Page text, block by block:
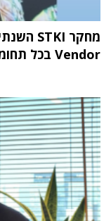
Vendor בכל תחומי שוק ה-IT